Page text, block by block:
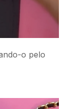
o pelo